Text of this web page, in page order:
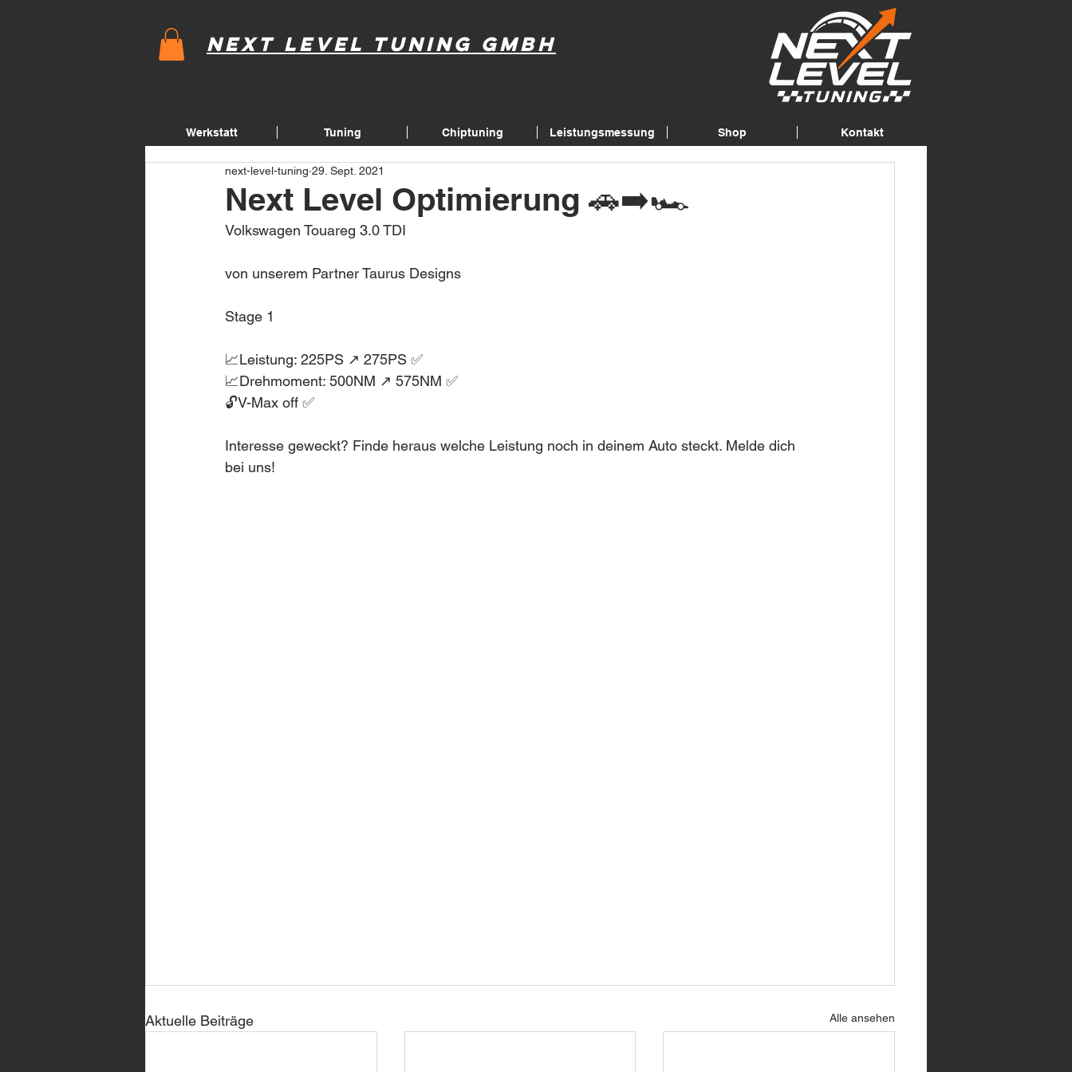
Next Level Tuning GmbH
Werkstatt Tuning Chiptuning Leistungsmessung Shop Kontakt
Next Level Optimierung 🚗➡️🏎
next-level-tuning 29. Sept. 2021
Volkswagen Touareg 3.0 TDI
von unserem Partner Taurus Designs
Stage 1
📈Leistung: 225PS ↗️ 275PS ✅
📈Drehmoment: 500NM ↗️ 575NM ✅
🔓V-Max off ✅
Interesse geweckt? Finde heraus welche Leistung noch in deinem Auto steckt. Melde dich
bei uns!
Aktuelle Beiträge Alle ansehen